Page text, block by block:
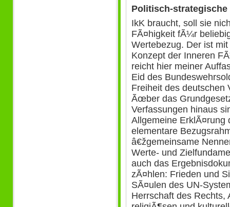
Politisch-strategische
IkK braucht, soll sie
FÃ¤higkeit fÃ¼r
Wertebezug. Der ist
Konzept der Inneren
reicht hier meiner
Eid des
Freiheit des deutschen
Ãœber das
Verfassungen hinaus
Allgemeine ErklÃ¤rung
elementare
â€žgemeinsame
Werte- und
auch das
zÃ¤hlen: Frieden und
SÃ¤ulen des UN-
Herrschaft des Rechts,